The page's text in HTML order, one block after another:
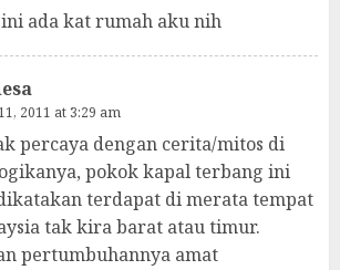
ada kat rumah aku nih
2011 at 3:29 am
percaya dengan cerita/mitos di
pokok kapal terbang ini
terdapat di merata tempat
tak kira barat atau timur.
pertumbuhannya amat